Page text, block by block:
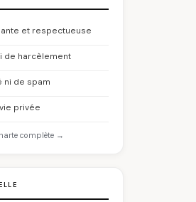
et respectueuse
de harcèlement
ni de spam
privée
complète →